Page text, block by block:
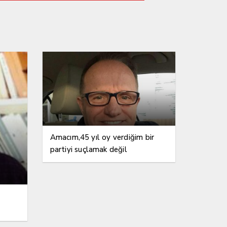
KAVUŞUYOR
Amacım,45 yıl oy verdiğim bir
partiyi suçlamak değil